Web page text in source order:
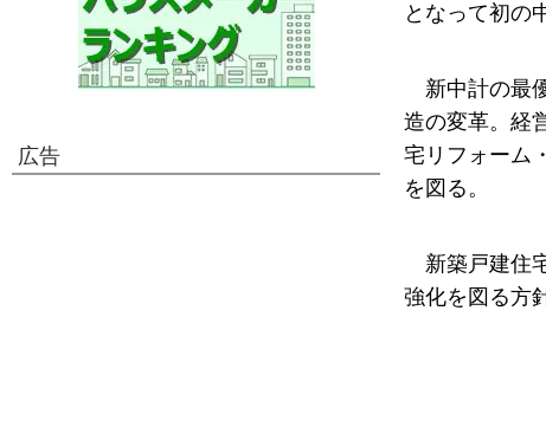
となって初の
新中計の最
造の変革。経
宅リフォーム
を図る。
新築戸建住
強化を図る方
広告